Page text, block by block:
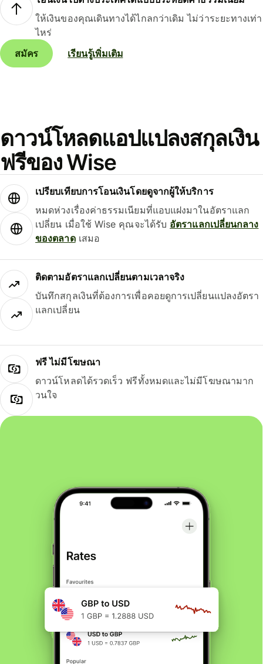
ให้เงินของคุณเดินทางได้ไกลกว่าเดิม ไม่ว่าระยะทางเท่า
ไหร่
สมัคร
เรียนรู้เพิ่มเติม
ดาวน์โหลดแอปแปลงสกุลเงิน
ฟรีของ Wise
เปรียบเทียบการโอนเงินโดยดูจากผู้ให้บริการ
หมดห่วงเรื่องค่าธรรมเนียมที่แอบแฝงมาในอัตราแลก
เปลี่ยน เมื่อใช้ Wise คุณจะได้รับ อัตราแลกเปลี่ยนกลาง
ของตลาดเสมอ
ติดตามอัตราแลกเปลี่ยนตามเวลาจริง
บันทึกสกุลเงินที่ต้องการเพื่อคอยดูการเปลี่ยนแปลงอัตรา
แลกเปลี่ยน
ฟรี ไม่มีโฆษณา
ดาวน์โหลดได้รวดเร็ว ฟรีทั้งหมดและไม่มีโฆษณามาก
วนใจ